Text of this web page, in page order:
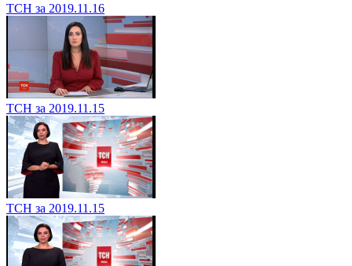
ТСН за 2019.11.16
ТСН за 2019.11.15
ТСН за 2019.11.15